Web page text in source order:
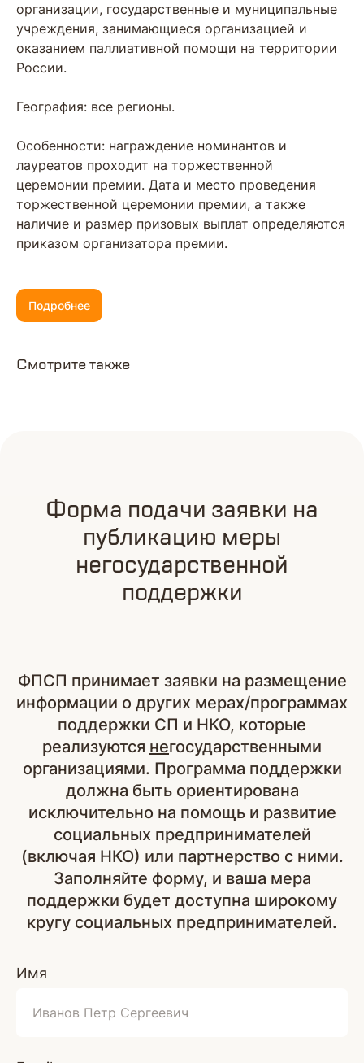
организации, государственные и муниципальные
учреждения, занимающиеся организацией и
оказанием паллиативной помощи на территории
России.
География: все регионы.
Особенности: награждение номинантов и
лауреатов проходит на торжественной
церемонии премии. Дата и место проведения
торжественной церемонии премии, а также
наличие и размер призовых выплат определяются
приказом организатора премии.
Подробнее
Смотрите также
Форма подачи заявки на
публикацию меры
негосударственной
поддержки
ФПСП принимает заявки на размещение
информации о других мерах/программах
поддержки СП и НКО, которые
реализуются негосударственными
организациями. Программа поддержки
должна быть ориентирована
исключительно на помощь и развитие
социальных предпринимателей
(включая НКО) или партнерство с ними.
Заполняйте форму, и ваша мера
поддержки будет доступна широкому
кругу социальных предпринимателей.
Имя